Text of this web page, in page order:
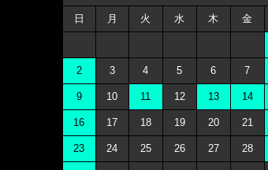
日 月 火 水 木 金
2 3 4 5 6 7
9 10 11 12 13 14
16 17 18 19 20 21
23 24 25 26 27 28